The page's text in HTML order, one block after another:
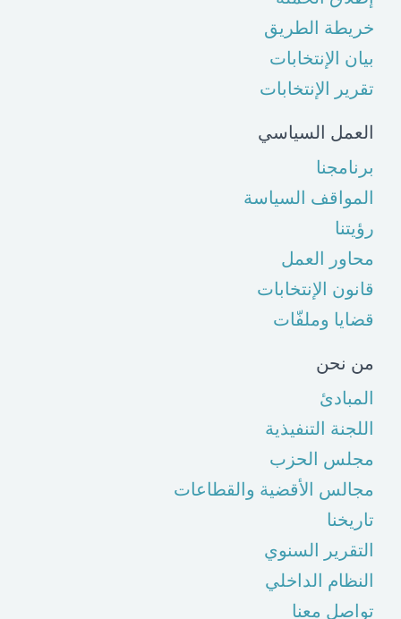
خريطة الطريق
بيان الإنتخابات
تقرير الإنتخابات
العمل السياسي
برنامجنا
المواقف السياسة
رؤيتنا
محاور العمل
قانون الإنتخابات
قضايا وملفّات
من نحن
المبادئ
اللجنة التنفيذية
مجلس الحزب
مجالس الأقضية والقطاعات
تاريخنا
التقرير السنوي
النظام الداخلي
تواصل معنا